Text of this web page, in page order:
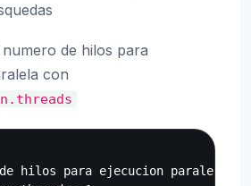
de hilos para
con
de hilos para ejecucion paralela